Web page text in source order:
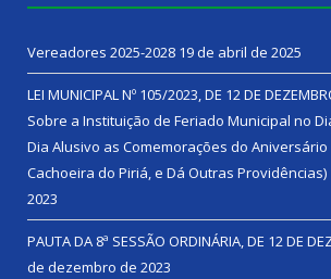
Vereadores 2025-2028 19 de abril de 2025
LEI MUNICIPAL Nº 105/2023, DE 12 DE
Sobre a Instituição de Feriado Municipal no
Dia Alusivo as Comemorações do
Cachoeira do Piriá, e Dá Outras Providências)
2023
PAUTA DA 8ª SESSÃO ORDINÁRIA, DE 12 DE
de dezembro de 2023